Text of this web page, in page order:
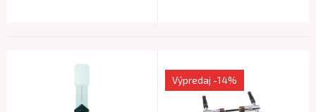
Výpredaj -14%